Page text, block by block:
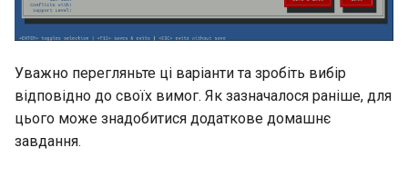
Уважно перегляньте ці варіанти та зробіть вибір
відповідно до своїх вимог. Як зазначалося раніше, для
цього може знадобитися додаткове домашнє
завдання.